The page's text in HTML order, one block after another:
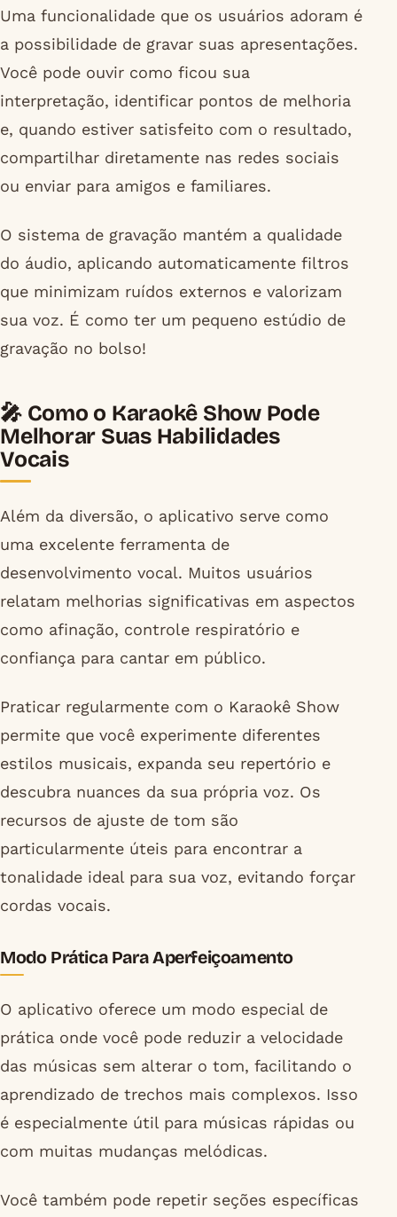
Uma funcionalidade que os usuários adoram é
a possibilidade de gravar suas apresentações.
Você pode ouvir como ficou sua
interpretação, identificar pontos de melhoria
e, quando estiver satisfeito com o resultado,
compartilhar diretamente nas redes sociais
ou enviar para amigos e familiares.
O sistema de gravação mantém a qualidade
do áudio, aplicando automaticamente filtros
que minimizam ruídos externos e valorizam
sua voz. É como ter um pequeno estúdio de
gravação no bolso!
🎤 Como o Karaokê Show Pode
Melhorar Suas Habilidades
Vocais
Além da diversão, o aplicativo serve como
uma excelente ferramenta de
desenvolvimento vocal. Muitos usuários
relatam melhorias significativas em aspectos
como afinação, controle respiratório e
confiança para cantar em público.
Praticar regularmente com o Karaokê Show
permite que você experimente diferentes
estilos musicais, expanda seu repertório e
descubra nuances da sua própria voz. Os
recursos de ajuste de tom são
particularmente úteis para encontrar a
tonalidade ideal para sua voz, evitando forçar
cordas vocais.
Modo Prática Para Aperfeiçoamento
O aplicativo oferece um modo especial de
prática onde você pode reduzir a velocidade
das músicas sem alterar o tom, facilitando o
aprendizado de trechos mais complexos. Isso
é especialmente útil para músicas rápidas ou
com muitas mudanças melódicas.
Você também pode repetir seções específicas